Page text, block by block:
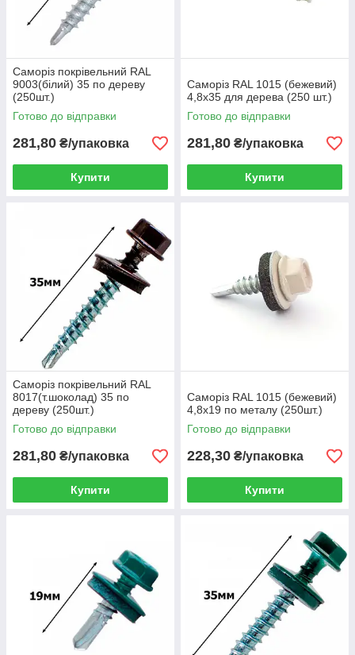
Саморіз покрівельний RAL
9003(білий) 35 по дереву
(250шт.)
Готово до відправки
281,80 ₴/упаковка
Купити
Саморіз RAL 1015 (бежевий)
4,8х35 для дерева (250 шт.)
Готово до відправки
281,80 ₴/упаковка
Купити
Саморіз покрівельний RAL
8017(т.шоколад) 35 по
дереву (250шт.)
Готово до відправки
281,80 ₴/упаковка
Купити
Саморіз RAL 1015 (бежевий)
4,8х19 по металу (250шт.)
Готово до відправки
228,30 ₴/упаковка
Купити